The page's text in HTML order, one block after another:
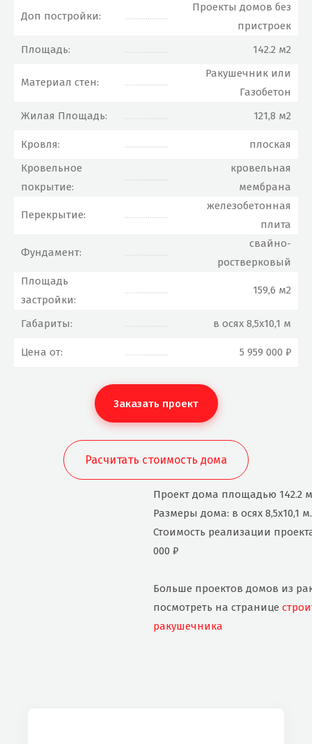
Доп постройки: .....................
Проекты домов без
пристроек
Площадь:
142.2 м2
Материал стен: .....................
Ракушечник или
Газобетон
Жилая Площадь:
121,8 м2
Кровля: .....................
плоская
Кровельное
покрытие:
кровельная
мембрана
Перекрытие: .....................
железобетонная
плита
Фундамент:
свайно-
ростверковый
Площадь
застройки:
..................... 159,6 м2
Габариты: в осях 8,5x10,1 м
Цена от: ..................... 5 959 000 ₽
Заказать проект
Расчитать стоимость дома
Проект дома площадью 142.2
Размеры дома: в осях 8,5x10,1 м.
Стоимость реализации
000 ₽
Больше проектов домов из
посмотреть на странице
ракушечника